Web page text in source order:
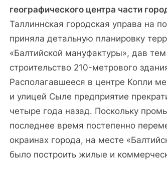
в
географического центра части
Таллиннская городская управа на
приняла детальную планировку
«Балтийской мануфактуры», дав
строительство 210-метрового
Располагавшееся в центре Копли
и улицей Сыле предприятие
четыре года назад. Поскольку
последнее время постепенно
окраинах города, на месте
было построить жилые и